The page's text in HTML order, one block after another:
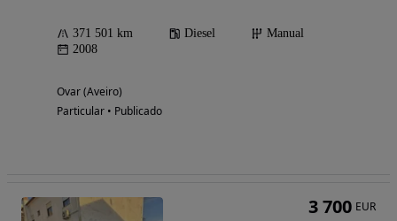
371 501 km Diesel
Manual
2008
Ovar (Aveiro)
Particular • Publicado
3 700 EUR